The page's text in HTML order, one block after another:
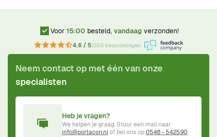
Voor 15:00 besteld, vandaag verzonden!
4.6 / 51350 beoordelingen
Neem contact op met één van onze
specialisten
Heb je vragen?
We helpen je graag. Stuur een mail naar
info@portacon.nlof bel ons op0548 - 542590.